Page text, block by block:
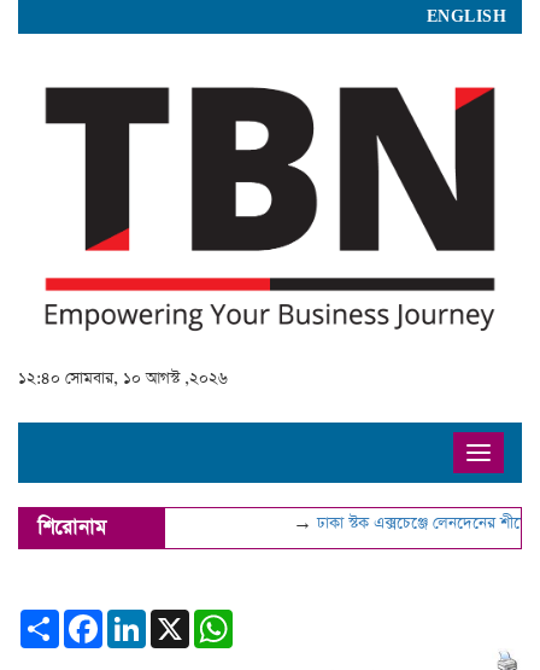
ENGLISH
১২:৪০ সোমবার, ১০ আগস্ট ,২০২৬
Toggle
শিরোনাম →ঢাকা স্টক এক্সচেঞ্জে লেনদেনের শীর্ষে
Share FacebookLinkedIn
X